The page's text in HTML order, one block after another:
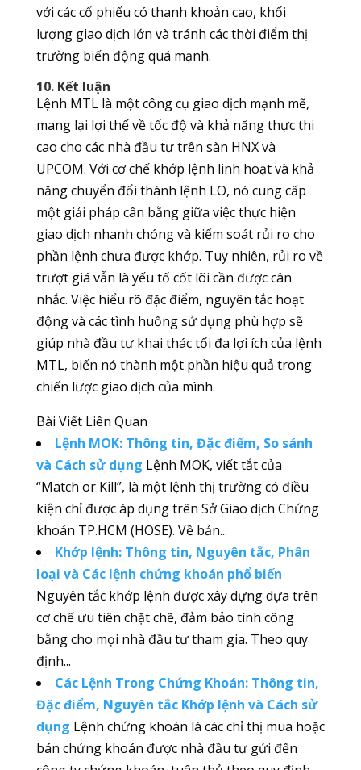
với các cổ phiếu có thanh khoản cao, khối
lượng giao dịch lớn và tránh các thời điểm thị
trường biến động quá mạnh.
10. Kết luận
Lệnh MTL là một công cụ giao dịch mạnh mẽ,
mang lại lợi thế về tốc độ và khả năng thực thi
cao cho các nhà đầu tư trên sàn HNX và
UPCOM. Với cơ chế khớp lệnh linh hoạt và khả
năng chuyển đổi thành lệnh LO, nó cung cấp
một giải pháp cân bằng giữa việc thực hiện
giao dịch nhanh chóng và kiểm soát rủi ro cho
phần lệnh chưa được khớp. Tuy nhiên, rủi ro về
trượt giá vẫn là yếu tố cốt lõi cần được cân
nhắc. Việc hiểu rõ đặc điểm, nguyên tắc hoạt
động và các tình huống sử dụng phù hợp sẽ
giúp nhà đầu tư khai thác tối đa lợi ích của lệnh
MTL, biến nó thành một phần hiệu quả trong
chiến lược giao dịch của mình.
Bài Viết Liên Quan
Lệnh MOK: Thông tin, Đặc điểm, So sánh
và Cách sử dụng Lệnh MOK, viết tắt của
“Match or Kill”, là một lệnh thị trường có điều
kiện chỉ được áp dụng trên Sở Giao dịch Chứng
khoán TP.HCM (HOSE). Về bản...
Khớp lệnh: Thông tin, Nguyên tắc, Phân
loại và Các lệnh chứng khoán phổ biến
Nguyên tắc khớp lệnh được xây dựng dựa trên
cơ chế ưu tiên chặt chẽ, đảm bảo tính công
bằng cho mọi nhà đầu tư tham gia. Theo quy
định...
Các Lệnh Trong Chứng Khoán: Thông tin,
Đặc điểm, Nguyên tắc Khớp lệnh và Cách sử
dụng Lệnh chứng khoán là các chỉ thị mua hoặc
bán chứng khoán được nhà đầu tư gửi đến